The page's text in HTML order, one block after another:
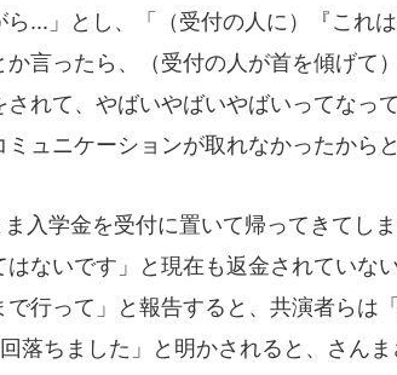
ら...」とし、「（受付の人に）『これ
か言ったら、（受付の人が首を傾げて
されて、やばいやばいやばいってなっ
ミュニケーションが取れなかったからと
入学金を受付に置いて帰ってきてし
はないです」と現在も返金されていな
で行って」と報告すると、共演者らは
回落ちました」と明かされると、さん